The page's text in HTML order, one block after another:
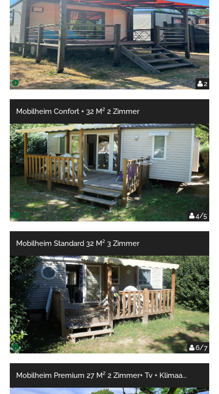
2
4/5
Mobilheim Confort + 32 M² 2 Zimmer
6/7
Mobilheim Standard 32 M² 3 Zimmer
Mobilheim Premium 27 M² 2 Zimmer+ Tv + Klimaa...